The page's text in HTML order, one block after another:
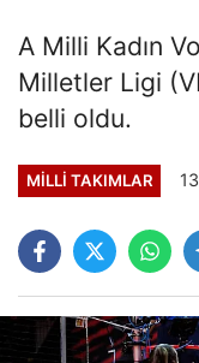
A Milli Kadın
Milletler Ligi
belli oldu.
MILLI TAKIMLAR